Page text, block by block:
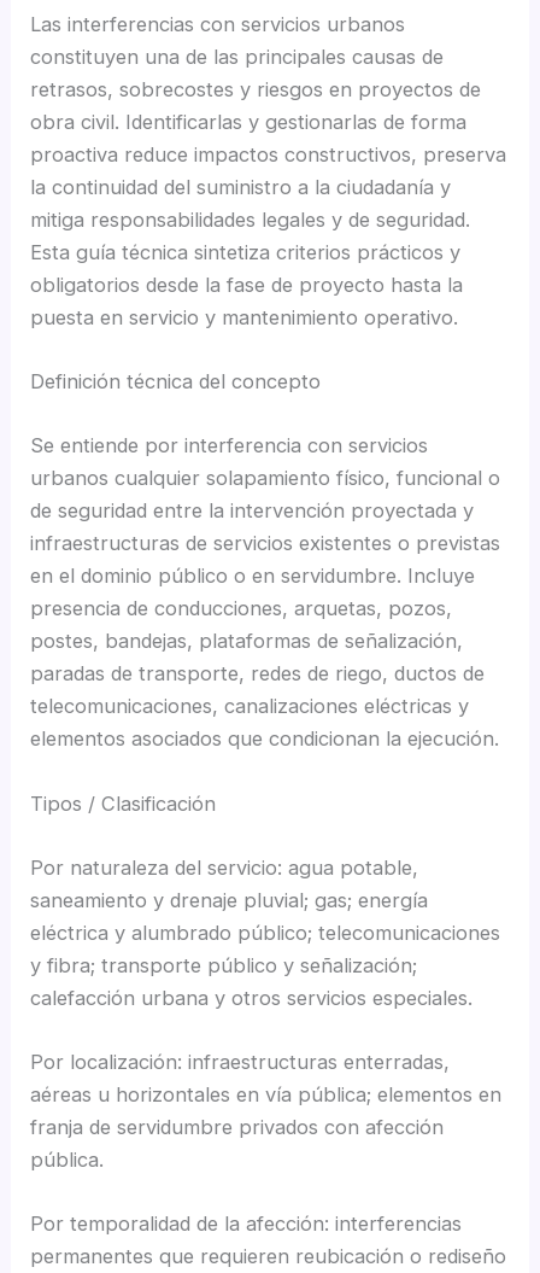
Las interferencias con servicios urbanos
constituyen una de las principales causas de
retrasos, sobrecostes y riesgos en proyectos de
obra civil. Identificarlas y gestionarlas de forma
proactiva reduce impactos constructivos, preserva
la continuidad del suministro a la ciudadanía y
mitiga responsabilidades legales y de seguridad.
Esta guía técnica sintetiza criterios prácticos y
obligatorios desde la fase de proyecto hasta la
puesta en servicio y mantenimiento operativo.
Definición técnica del concepto
Se entiende por interferencia con servicios
urbanos cualquier solapamiento físico, funcional o
de seguridad entre la intervención proyectada y
infraestructuras de servicios existentes o previstas
en el dominio público o en servidumbre. Incluye
presencia de conducciones, arquetas, pozos,
postes, bandejas, plataformas de señalización,
paradas de transporte, redes de riego, ductos de
telecomunicaciones, canalizaciones eléctricas y
elementos asociados que condicionan la ejecución.
Tipos / Clasificación
Por naturaleza del servicio: agua potable,
saneamiento y drenaje pluvial; gas; energía
eléctrica y alumbrado público; telecomunicaciones
y fibra; transporte público y señalización;
calefacción urbana y otros servicios especiales.
Por localización: infraestructuras enterradas,
aéreas u horizontales en vía pública; elementos en
franja de servidumbre privados con afección
pública.
Por temporalidad de la afección: interferencias
permanentes que requieren reubicación o rediseño